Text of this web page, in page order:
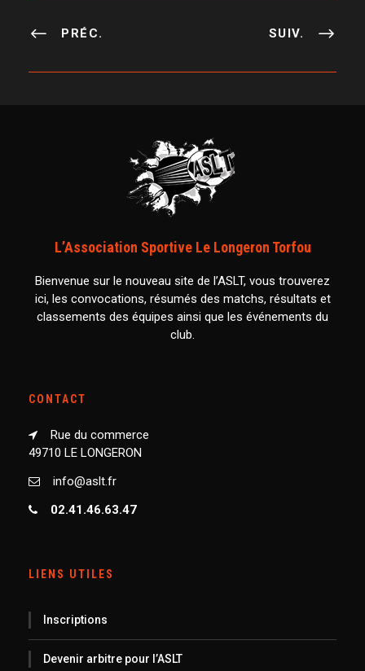
PRÉC. SUIV.
L’Association Sportive Le Longeron Torfou
Bienvenue sur le nouveau site de l’ASLT, vous trouverez
ici, les convocations, résumés des matchs, résultats et
classements des équipes ainsi que les événements du
club.
CONTACT
Rue du commerce
49710 LE LONGERON
info@aslt.fr
02.41.46.63.47
LIENS UTILES
Inscriptions
Devenir arbitre pour l’ASLT